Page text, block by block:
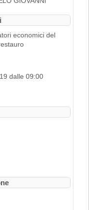
è inoltre
requisiti
Giunta
11/2019.
PER
ALLA VOCE
economici del
dalle 09:00